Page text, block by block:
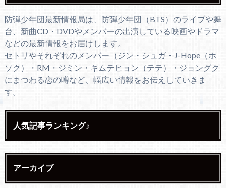
防弾少年団最新情報局は、防弾少年団（BTS）のライブや舞
台、新曲CD・DVDやメンバーの出演している映画やドラマ
などの最新情報をお届けします。
セトリやそれぞれのメンバー（ジン・シュガ・J-Hope（ホ
ソク）・RM・ジミン・キムテヒョン（テテ）・ジョングク
にまつわる恋の噂など、幅広い情報をお伝えしていきま
す。
人気記事ランキング♪
アーカイブ